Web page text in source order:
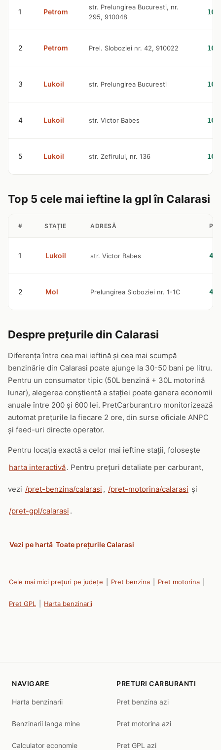
1 Petrom
str. Prelungirea Bucuresti, nr.
295, 910048
2 Petrom Prel. Sloboziei nr. 42, 910022
3 Lukoil str. Prelungirea Bucuresti
4 Lukoil str. Victor Babes
5 Lukoil str. Zefirului, nr. 136
Top 5 cele mai ieftine la gpl în Calarasi
# STAȚIE ADRESĂ
1 Lukoil str. Victor Babes
2 Mol Prelungirea Sloboziei nr. 1-1C
Despre prețurile din Calarasi
Diferența între cea mai ieftină și cea mai scumpă
benzinărie din Calarasi poate ajunge la 30-50 bani pe litru.
Pentru un consumator tipic (50L benzină + 30L motorină
lunar), alegerea conștientă a stației poate genera economii
anuale între 200 și 600 lei. PretCarburant.ro monitorizează
automat prețurile la fiecare 2 ore, din surse oficiale ANPC
și feed-uri directe operator.
Pentru locația exactă a celor mai ieftine stații, folosește
harta interactivă. Pentru prețuri detaliate per carburant,
vezi /pret-benzina/calarasi , /pret-motorina/calarasi și
/pret-gpl/calarasi .
Vezi pe hartă Toate prețurile Calarasi
Cele mai mici prețuri pe județe Pret benzina Pret motorina
Pret GPL Harta benzinarii
NAVIGARE
Harta benzinarii
Benzinarii langa mine
Calculator economie
PRETURI CARBURANTI
Pret benzina azi
Pret motorina azi
Pret GPL azi